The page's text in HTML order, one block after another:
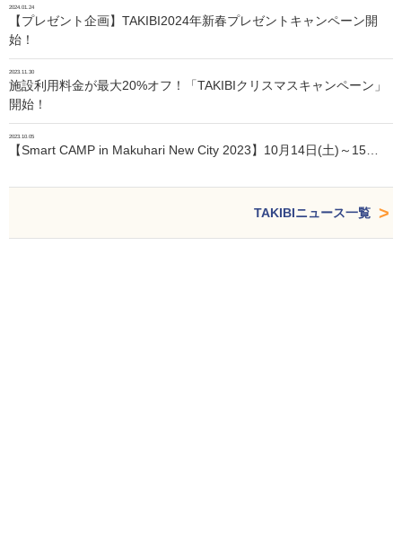
2024.01.24
【プレゼント企画】TAKIBI2024年新春プレゼントキャンペーン開
始！
2023.11.30
施設利用料金が最大20%オフ！「TAKIBIクリスマスキャンペーン」
開始！
2023.10.05
【Smart CAMP in Makuhari New City 2023】10月14日(土)～15…
TAKIBIニュース一覧